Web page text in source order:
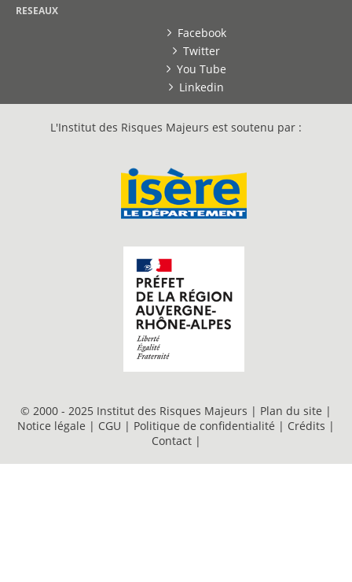
RESEAUX
Facebook
Twitter
You Tube
Linkedin
L'Institut des Risques Majeurs est soutenu par :
© 2000 - 2025 Institut des Risques Majeurs | Plan du site |
Notice légale | CGU | Politique de confidentialité | Crédits |
Contact |